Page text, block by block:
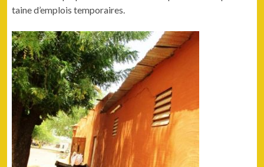
taine d’emplois temporaires.